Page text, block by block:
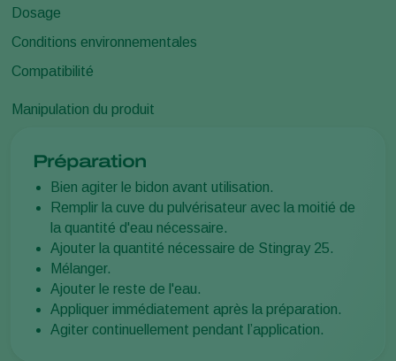
Dosage
Conditions environnementales
Compatibilité
Manipulation du produit
Préparation
Bien agiter le bidon avant utilisation.
Remplir la cuve du pulvérisateur avec la moitié de
la quantité d'eau nécessaire.
Ajouter la quantité nécessaire de Stingray 25.
Mélanger.
Ajouter le reste de l'eau.
Appliquer immédiatement après la préparation.
Agiter continuellement pendant l’application.